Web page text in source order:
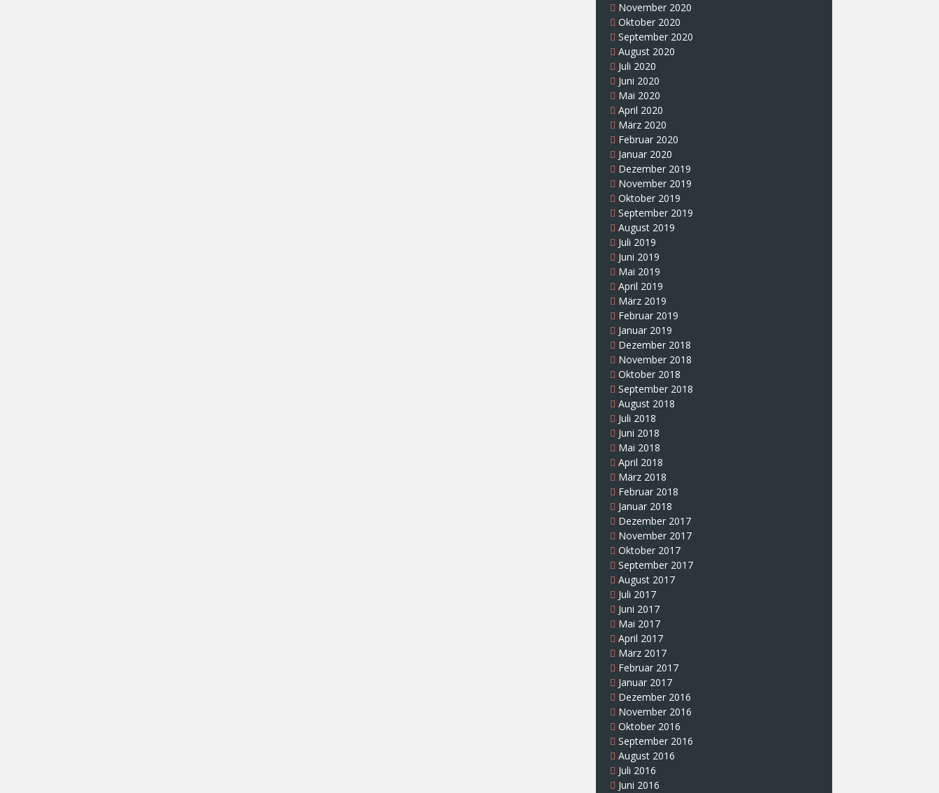
November 2020
Oktober 2020
September 2020
August 2020
Juli 2020
Juni 2020
Mai 2020
April 2020
März 2020
Februar 2020
Januar 2020
Dezember 2019
November 2019
Oktober 2019
September 2019
August 2019
Juli 2019
Juni 2019
Mai 2019
April 2019
März 2019
Februar 2019
Januar 2019
Dezember 2018
November 2018
Oktober 2018
September 2018
August 2018
Juli 2018
Juni 2018
Mai 2018
April 2018
März 2018
Februar 2018
Januar 2018
Dezember 2017
November 2017
Oktober 2017
September 2017
August 2017
Juli 2017
Juni 2017
Mai 2017
April 2017
März 2017
Februar 2017
Januar 2017
Dezember 2016
November 2016
Oktober 2016
September 2016
August 2016
Juli 2016
Juni 2016